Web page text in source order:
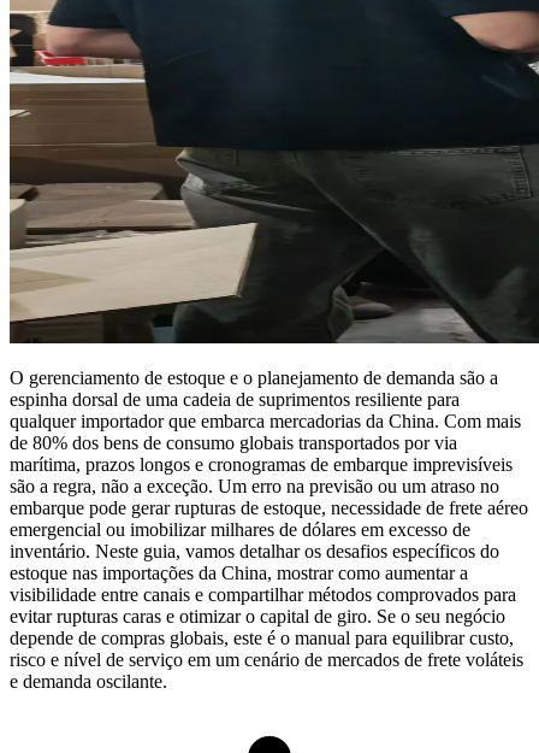
O gerenciamento de estoque e o planejamento de demanda são a
espinha dorsal de uma cadeia de suprimentos resiliente para
qualquer importador que embarca mercadorias da China. Com mais
de 80% dos bens de consumo globais transportados por via
marítima, prazos longos e cronogramas de embarque imprevisíveis
são a regra, não a exceção. Um erro na previsão ou um atraso no
embarque pode gerar rupturas de estoque, necessidade de frete aéreo
emergencial ou imobilizar milhares de dólares em excesso de
inventário. Neste guia, vamos detalhar os desafios específicos do
estoque nas importações da China, mostrar como aumentar a
visibilidade entre canais e compartilhar métodos comprovados para
evitar rupturas caras e otimizar o capital de giro. Se o seu negócio
depende de compras globais, este é o manual para equilibrar custo,
risco e nível de serviço em um cenário de mercados de frete voláteis
e demanda oscilante.